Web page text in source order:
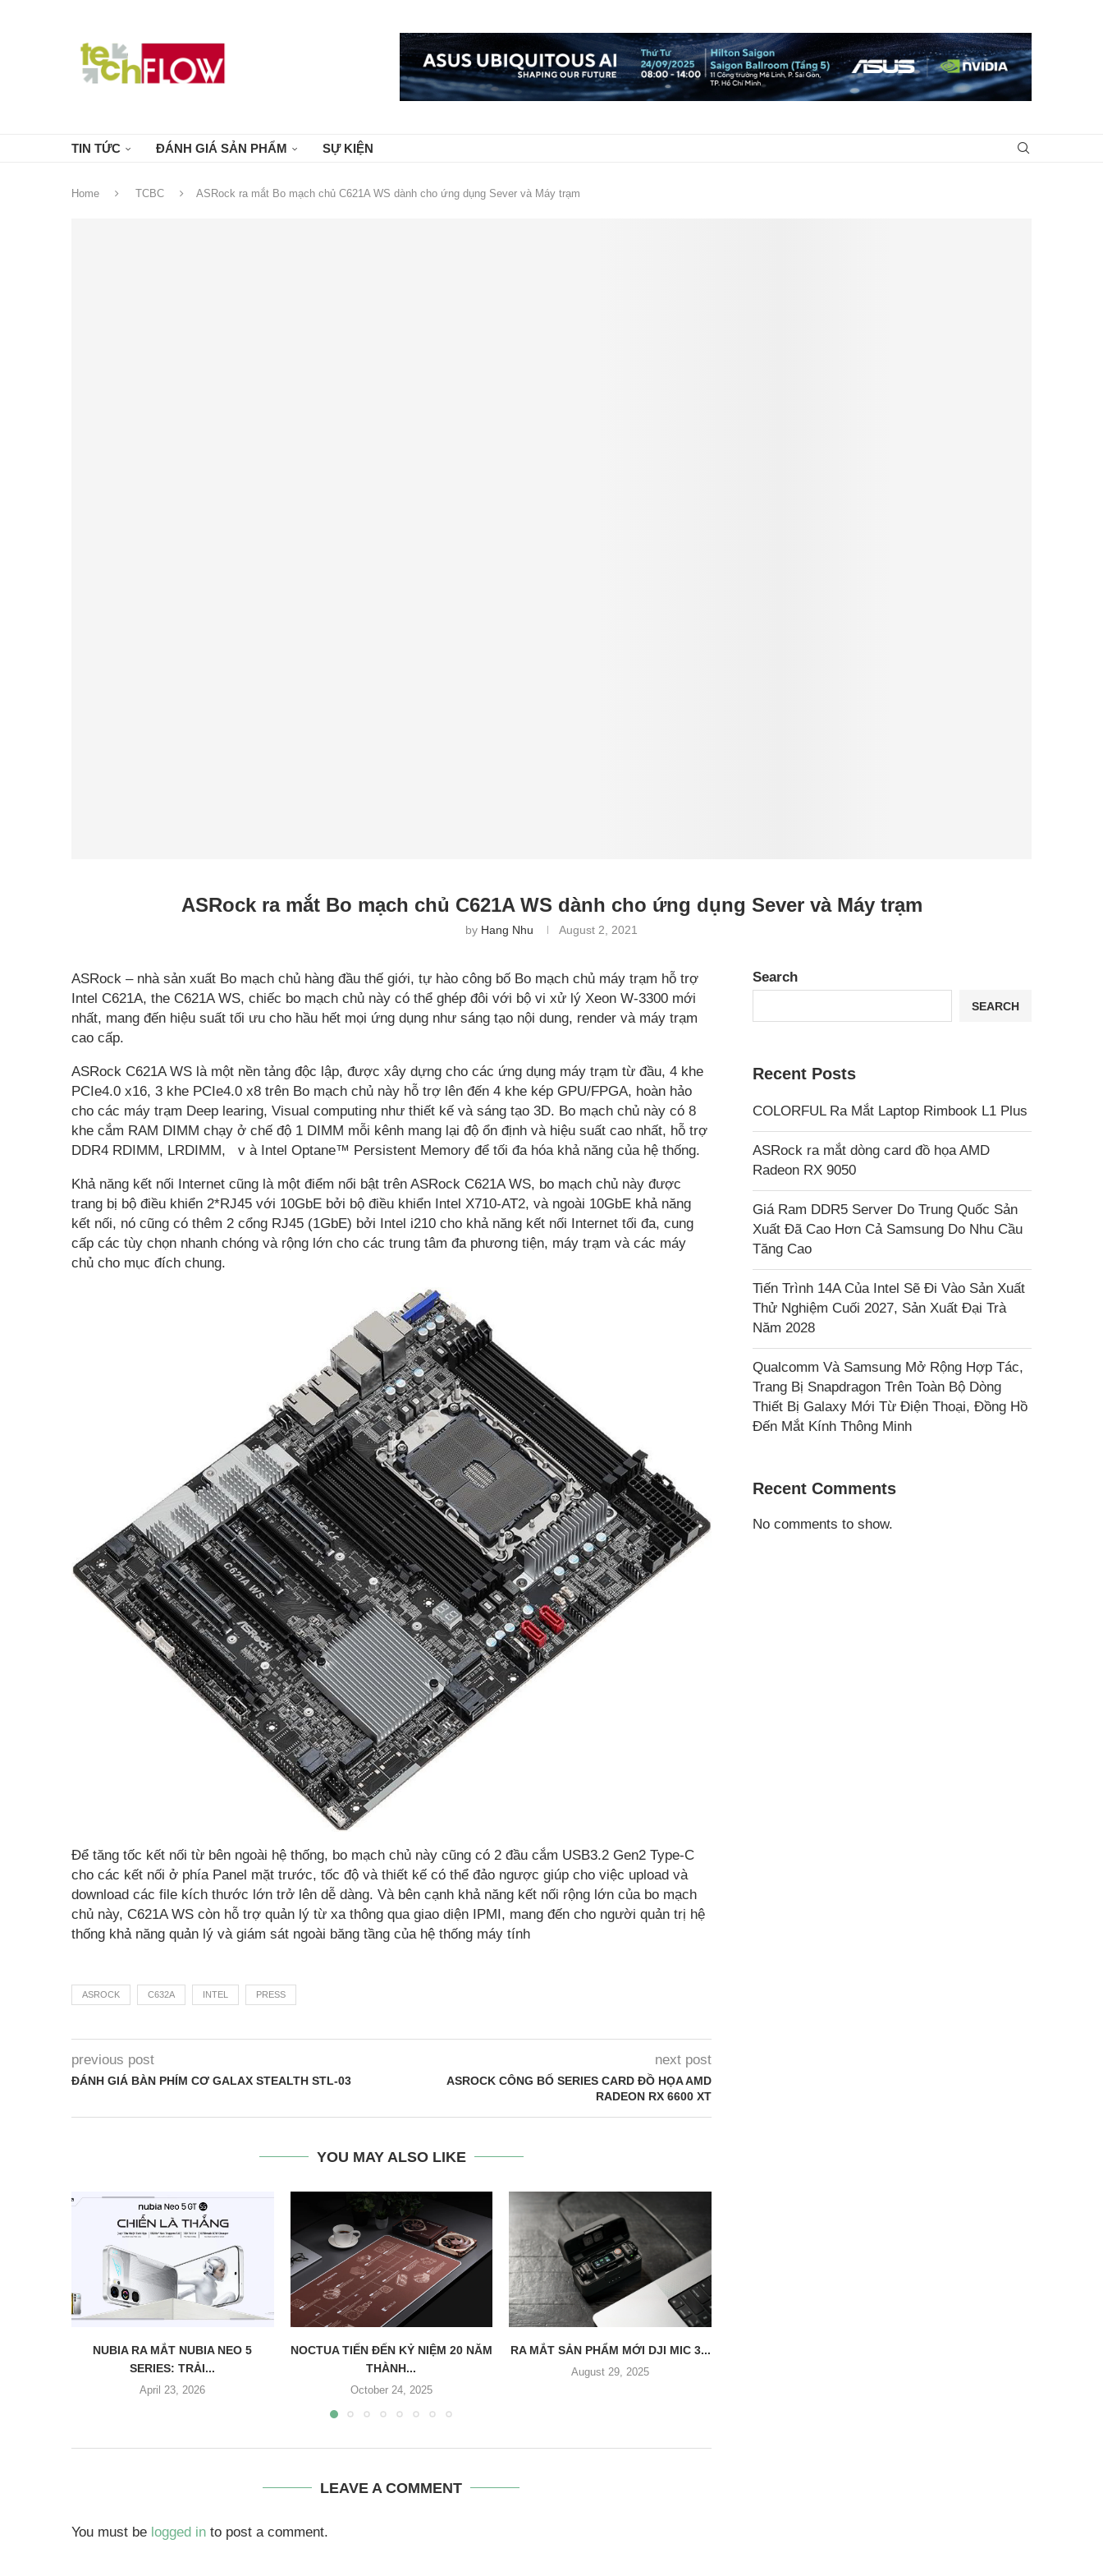
TIN TỨC ĐÁNH GIÁ SẢN PHẨM SỰ KIỆN
Home TCBC ASRock ra mắt Bo mạch chủ C621A WS dành cho ứng dụng Sever và Máy trạm
ASRock ra mắt Bo mạch chủ C621A WS dành cho ứng dụng Sever và Máy trạm
by Hang Nhu August 2, 2021
ASRock – nhà sản xuất Bo mạch chủ hàng đầu thế giới, tự hào công bố Bo mạch chủ máy trạm hỗ trợ
Intel C621A, the C621A WS, chiếc bo mạch chủ này có thể ghép đôi với bộ vi xử lý Xeon W-3300 mới
nhất, mang đến hiệu suất tối ưu cho hầu hết mọi ứng dụng như sáng tạo nội dung, render và máy trạm
cao cấp.
ASRock C621A WS là một nền tảng độc lập, được xây dựng cho các ứng dụng máy trạm từ đầu, 4 khe
PCIe4.0 x16, 3 khe PCIe4.0 x8 trên Bo mạch chủ này hỗ trợ lên đến 4 khe kép GPU/FPGA, hoàn hảo
cho các máy trạm Deep learing, Visual computing như thiết kế và sáng tạo 3D. Bo mạch chủ này có 8
khe cắm RAM DIMM chạy ở chế độ 1 DIMM mỗi kênh mang lại độ ổn định và hiệu suất cao nhất, hỗ trợ
DDR4 RDIMM, LRDIMM, v à Intel Optane™ Persistent Memory để tối đa hóa khả năng của hệ thống.
Khả năng kết nối Internet cũng là một điểm nổi bật trên ASRock C621A WS, bo mạch chủ này được
trang bị bộ điều khiển 2*RJ45 với 10GbE bởi bộ điều khiển Intel X710-AT2, và ngoài 10GbE khả năng
kết nối, nó cũng có thêm 2 cổng RJ45 (1GbE) bởi Intel i210 cho khả năng kết nối Internet tối đa, cung
cấp các tùy chọn nhanh chóng và rộng lớn cho các trung tâm đa phương tiện, máy trạm và các máy
chủ cho mục đích chung.
Để tăng tốc kết nối từ bên ngoài hệ thống, bo mạch chủ này cũng có 2 đầu cắm USB3.2 Gen2 Type-C
cho các kết nối ở phía Panel mặt trước, tốc độ và thiết kế có thể đảo ngược giúp cho việc upload và
download các file kích thước lớn trở lên dễ dàng. Và bên cạnh khả năng kết nối rộng lớn của bo mạch
chủ này, C621A WS còn hỗ trợ quản lý từ xa thông qua giao diện IPMI, mang đến cho người quản trị hệ
thống khả năng quản lý và giám sát ngoài băng tầng của hệ thống máy tính
ASROCK C632A INTEL PRESS
previous post
ĐÁNH GIÁ BÀN PHÍM CƠ GALAX STEALTH STL-03
next post
ASROCK CÔNG BỐ SERIES CARD ĐỒ HỌA AMD
RADEON RX 6600 XT
YOU MAY ALSO LIKE
NUBIA RA MẮT NUBIA NEO 5
SERIES: TRẢI...
April 23, 2026
NOCTUA TIẾN ĐẾN KỶ NIỆM 20 NĂM
THÀNH...
October 24, 2025
RA MẮT SẢN PHẨM MỚI DJI MIC 3...
August 29, 2025
LEAVE A COMMENT
You must be logged in to post a comment.
Search
SEARCH
Recent Posts
COLORFUL Ra Mắt Laptop Rimbook L1 Plus
ASRock ra mắt dòng card đồ họa AMD
Radeon RX 9050
Giá Ram DDR5 Server Do Trung Quốc Sản
Xuất Đã Cao Hơn Cả Samsung Do Nhu Cầu
Tăng Cao
Tiến Trình 14A Của Intel Sẽ Đi Vào Sản Xuất
Thử Nghiệm Cuối 2027, Sản Xuất Đại Trà
Năm 2028
Qualcomm Và Samsung Mở Rộng Hợp Tác,
Trang Bị Snapdragon Trên Toàn Bộ Dòng
Thiết Bị Galaxy Mới Từ Điện Thoại, Đồng Hồ
Đến Mắt Kính Thông Minh
Recent Comments
No comments to show.